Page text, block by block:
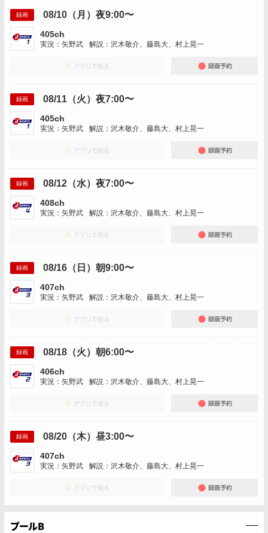
録画 08/10（月）夜9:00〜
405ch
実況：矢野武 解説：沢木敬介、藤島大、村上晃一
録画 08/11（火）夜7:00〜
405ch
実況：矢野武 解説：沢木敬介、藤島大、村上晃一
録画 08/12（水）夜7:00〜
408ch
実況：矢野武 解説：沢木敬介、藤島大、村上晃一
録画 08/16（日）朝9:00〜
407ch
実況：矢野武 解説：沢木敬介、藤島大、村上晃一
録画 08/18（火）朝6:00〜
406ch
実況：矢野武 解説：沢木敬介、藤島大、村上晃一
録画 08/20（木）昼3:00〜
407ch
実況：矢野武 解説：沢木敬介、藤島大、村上晃一
プールB